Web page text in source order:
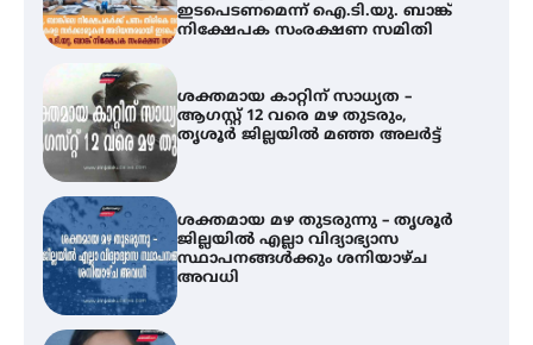
ശക്തമായ മഴ തുടരുന്നു – തൃശൂർ
ജില്ലയിൽ എല്ലാ വിദ്യാഭ്യാസ
സ്ഥാപനങ്ങൾക്കും ശനിയാഴ്ച
അവധി
എം.ജി. യൂണിവേഴ്‌സിറ്റിയിൽ നിന്ന്
ഇംഗ്ളീഷ് സാഹിത്യത്തിൽ
ഡോക്ടറേറ്റ് നേടിയ എൻ. ആര്യ